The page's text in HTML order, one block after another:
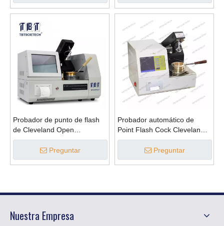
Probador de punto de flash
de Cleveland Open
Cleveland completamente
automático Preguntar
Probador automático de
Point Flash Cock Cleveland
Open Cup
Preguntar
Nuestra Empresa